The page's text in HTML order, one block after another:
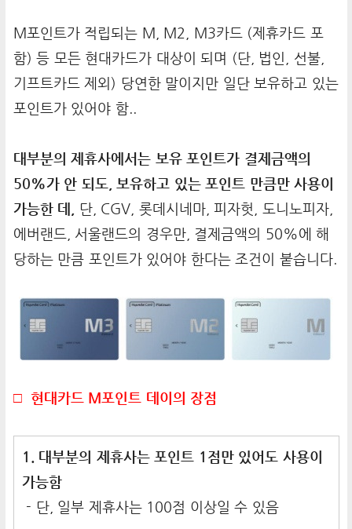
M포인트가 적립되는 M, M2, M3카드 (제휴카드 포
함) 등 모든 현대카드가 대상이 되며 (단, 법인, 선불,
기프트카드 제외) 당연한 말이지만 일단 보유하고 있는
포인트가 있어야 함..
대부분의 제휴사에서는 보유 포인트가 결제금액의
50%가 안 되도, 보유하고 있는 포인트 만큼만 사용이
가능한 데,
단, CGV, 롯데시네마, 피자헛, 도니노피자,
에버랜드, 서울랜드의 경우만, 결제금액의 50%에 해
당하는 만큼 포인트가 있어야 한다는 조건이 붙습니다.
□ 현대카드 M포인트 데이의 장점
1. 대부분의 제휴사는 포인트 1점만 있어도 사용이
가능함
- 단, 일부 제휴사는 100점 이상일 수 있음